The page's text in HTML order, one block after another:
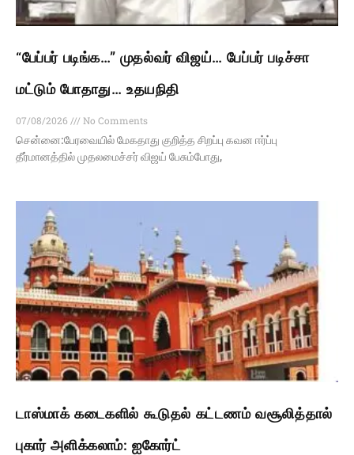
“பேப்பர் படிங்க…” முதல்வர் விஜய்… பேப்பர் படிச்சா
மட்டும் போதாது… உதயநிதி
07/08/2026
No Comments
சென்னை:பேரவையில் மேகதாது குறித்த சிறப்பு கவன ஈர்ப்பு
தீர்மானத்தில் முதலமைச்சர் விஜய் பேசும்போது,
டாஸ்மாக் கடைகளில் கூடுதல் கட்டணம் வசூலித்தால்
புகார் அளிக்கலாம்: ஐகோர்ட்